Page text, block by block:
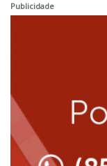
Publicidade